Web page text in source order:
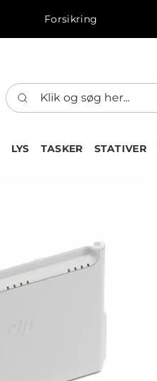
Forsikring
LYS TASKER STATIVER